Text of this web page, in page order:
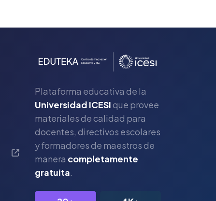
Plataforma educativa de la
Universidad ICESIque provee
materiales de calidad para
docentes, directivos escolares
y formadores de maestros de
manera completamente
gratuita.